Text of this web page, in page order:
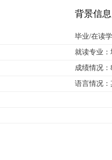
背景信息
毕业/在读
就读专业：
成绩情况：
语言情况：